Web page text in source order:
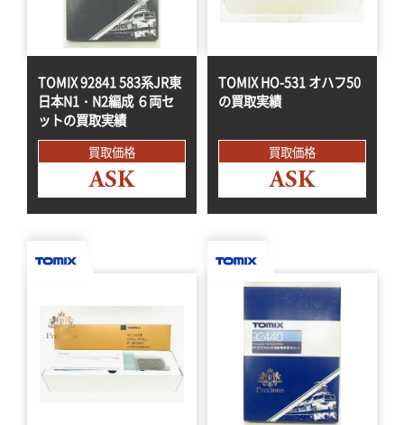
TOMIX 92841 583系JR東
日本N1・N2編成 ６両セ
ットの買取実績
買取価格
ASK
TOMIX HO-531 オハフ50
の買取実績
買取価格
ASK